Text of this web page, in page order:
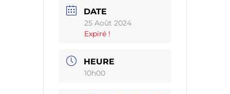
DATE
25 Août 2024
Expiré !
HEURE
10h00